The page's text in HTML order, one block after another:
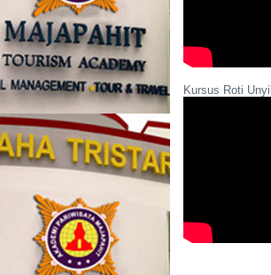
Kursus Roti Unyil